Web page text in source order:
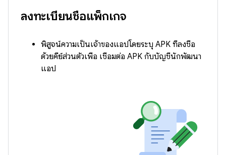
ลงทะเบียนชื่อแพ็กเกจ
พิสูจน์ความเป็นเจ้าของแอปโดยระบุ APK ที่ลงชื่อ
ด้วยคีย์ส่วนตัวเพื่อ เชื่อมต่อ APK กับบัญชีนักพัฒนา
แอป